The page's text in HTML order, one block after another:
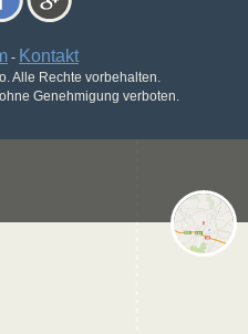
- Kontakt
Alle Rechte vorbehalten.
Genehmigung verboten.